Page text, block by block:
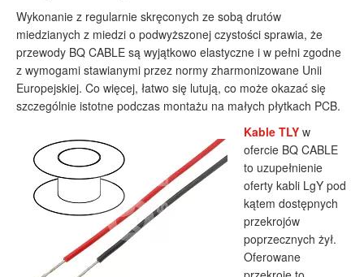
Wykonanie z regularnie skręconych ze sobą drutów
miedzianych z miedzi o podwyższonej czystości sprawia, że
przewody BQ CABLE są wyjątkowo elastyczne i w pełni zgodne
z wymogami stawianymi przez normy zharmonizowane Unii
Europejskiej. Co więcej, łatwo się lutują, co może okazać się
szczególnie istotne podczas montażu na małych płytkach PCB.
Kable TLY w
ofercie BQ CABLE
to uzupełnienie
oferty kabli LgY pod
kątem dostępnych
przekrojów
poprzecznych żył.
Oferowane